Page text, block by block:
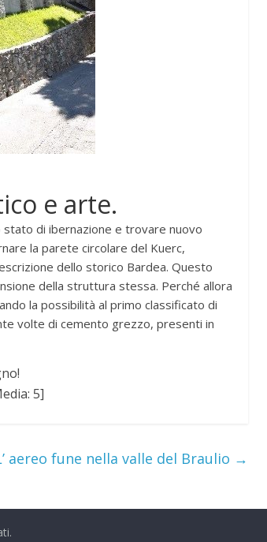
e arte.
di ibernazione e trovare nuovo
la parete circolare del Kuerc,
dello storico Bardea. Questo
della struttura stessa. Perché allora
la possibilità al primo classificato di
volte di cemento grezzo, presenti in
5]
aereo fune nella valle del Braulio →